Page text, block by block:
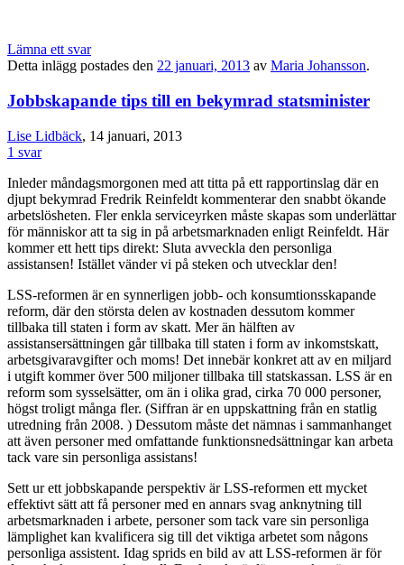
Lämna ett svar
Detta inlägg postades den 22 januari, 2013 av Maria Johansson.
Jobbskapande tips till en bekymrad statsminister
Lise Lidbäck, 14 januari, 2013
1 svar
Inleder måndagsmorgonen med att titta på ett rapportinslag där en
djupt bekymrad Fredrik Reinfeldt kommenterar den snabbt ökande
arbetslösheten. Fler enkla serviceyrken måste skapas som underlättar
för människor att ta sig in på arbetsmarknaden enligt Reinfeldt. Här
kommer ett hett tips direkt: Sluta avveckla den personliga
assistansen! Istället vänder vi på steken och utvecklar den!
LSS-reformen är en synnerligen jobb- och konsumtionsskapande
reform, där den största delen av kostnaden dessutom kommer
tillbaka till staten i form av skatt. Mer än hälften av
assistansersättningen går tillbaka till staten i form av inkomstskatt,
arbetsgivaravgifter och moms! Det innebär konkret att av en miljard
i utgift kommer över 500 miljoner tillbaka till statskassan. LSS är en
reform som sysselsätter, om än i olika grad, cirka 70 000 personer,
högst troligt många fler. (Siffran är en uppskattning från en statlig
utredning från 2008. ) Dessutom måste det nämnas i sammanhanget
att även personer med omfattande funktionsnedsättningar kan arbeta
tack vare sin personliga assistans!
Sett ur ett jobbskapande perspektiv är LSS-reformen ett mycket
effektivt sätt att få personer med en annars svag anknytning till
arbetsmarknaden i arbete, personer som tack vare sin personliga
lämplighet kan kvalificera sig till det viktiga arbetet som någons
personliga assistent. Idag sprids en bild av att LSS-reformen är för